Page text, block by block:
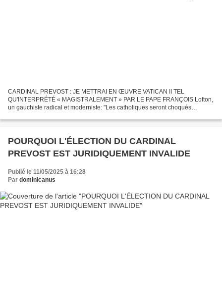
CARDINAL PREVOST : JE METTRAI EN ŒUVRE VATICAN II TEL
QU'INTERPRÉTÉ « MAGISTRALEMENT » PAR LE PAPE FRANÇOIS Lofton,
un gauchiste radical et moderniste: "Les catholiques seront choqués
POURQUOI L'ÉLECTION DU CARDINAL
PREVOST EST JURIDIQUEMENT INVALIDE
Publié le 11/05/2025 à 16:28
Par dominicanus